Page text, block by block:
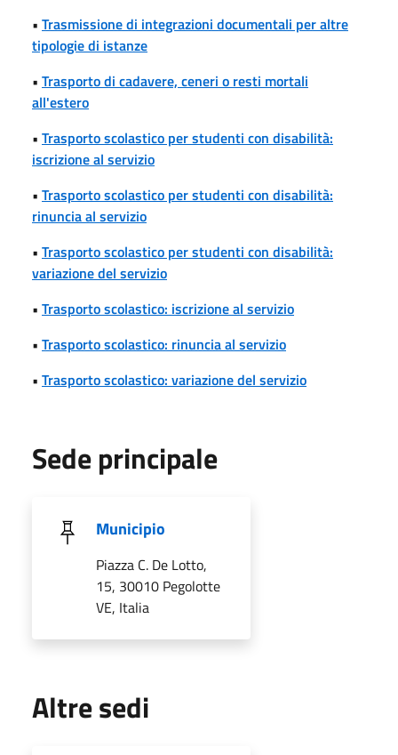
• Trasmissione di integrazioni documentali per altre
tipologie di istanze
• Trasporto di cadavere, ceneri o resti mortali
all'estero
• Trasporto scolastico per studenti con disabilità:
iscrizione al servizio
• Trasporto scolastico per studenti con disabilità:
rinuncia al servizio
• Trasporto scolastico per studenti con disabilità:
variazione del servizio
• Trasporto scolastico: iscrizione al servizio
• Trasporto scolastico: rinuncia al servizio
• Trasporto scolastico: variazione del servizio
Sede principale
Municipio
Piazza C. De Lotto,
15, 30010 Pegolotte
VE, Italia
Altre sedi